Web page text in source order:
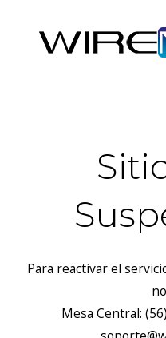
Para reactivar el
Mesa Central: